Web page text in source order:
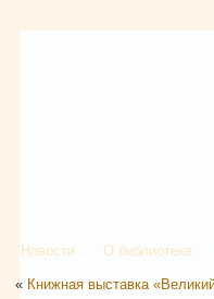
Новости О библиотеке
« Книжная выставка